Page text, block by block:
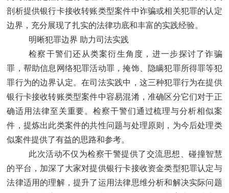
剖析提供银行卡接收转账类型案件中诈骗或相关犯罪的认定
边界，充分展现了扎实的法律功底和丰富的实践经验。
明晰犯罪边界 助力司法实践
检察干警们还从类案衍生角度，进一步探讨了诈骗
罪，帮助信息网络犯罪活动罪，掩饰、隐瞒犯罪所得罪等犯
罪行为的边界认定。在司法实践中，这三种犯罪行为在提供
银行卡接收转账类型案件中容易混淆，准确区分它们对于正
确适用法律至关重要。检察干警们通过梳理与分析相似案
件，提炼出此类案件的共性问题与处理原则，为今后处理类
似案件提供了有益的思路和参考。
此次活动不仅为检察干警提供了交流思想、碰撞智慧
的平台，加深了大家对提供银行卡接收资金类型犯罪认定与
法律适用的理解，提升了运用法律思维分析和解决实际问题